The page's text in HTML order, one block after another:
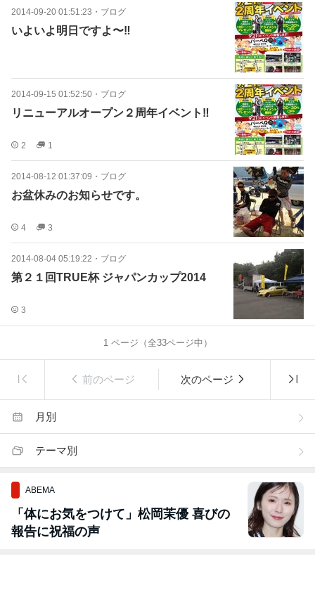
2014-09-20 01:51:23 ・ ブログ
いよいよ明日ですよ〜‼
2014-09-15 01:52:50 ・ ブログ
リニューアルオープン２周年イベント‼
2 1
2014-08-12 01:37:09 ・ ブログ
お盆休みのお知らせです。
4 3
2014-08-04 05:19:22 ・ ブログ
第２１回TRUE杯 ジャパンカップ2014
3
1ページ（全33ページ中）
前のページ 次のページ
月別
テーマ別
ABEMA
「体にお気をつけて」松岡茉優 喜びの
報告に祝福の声